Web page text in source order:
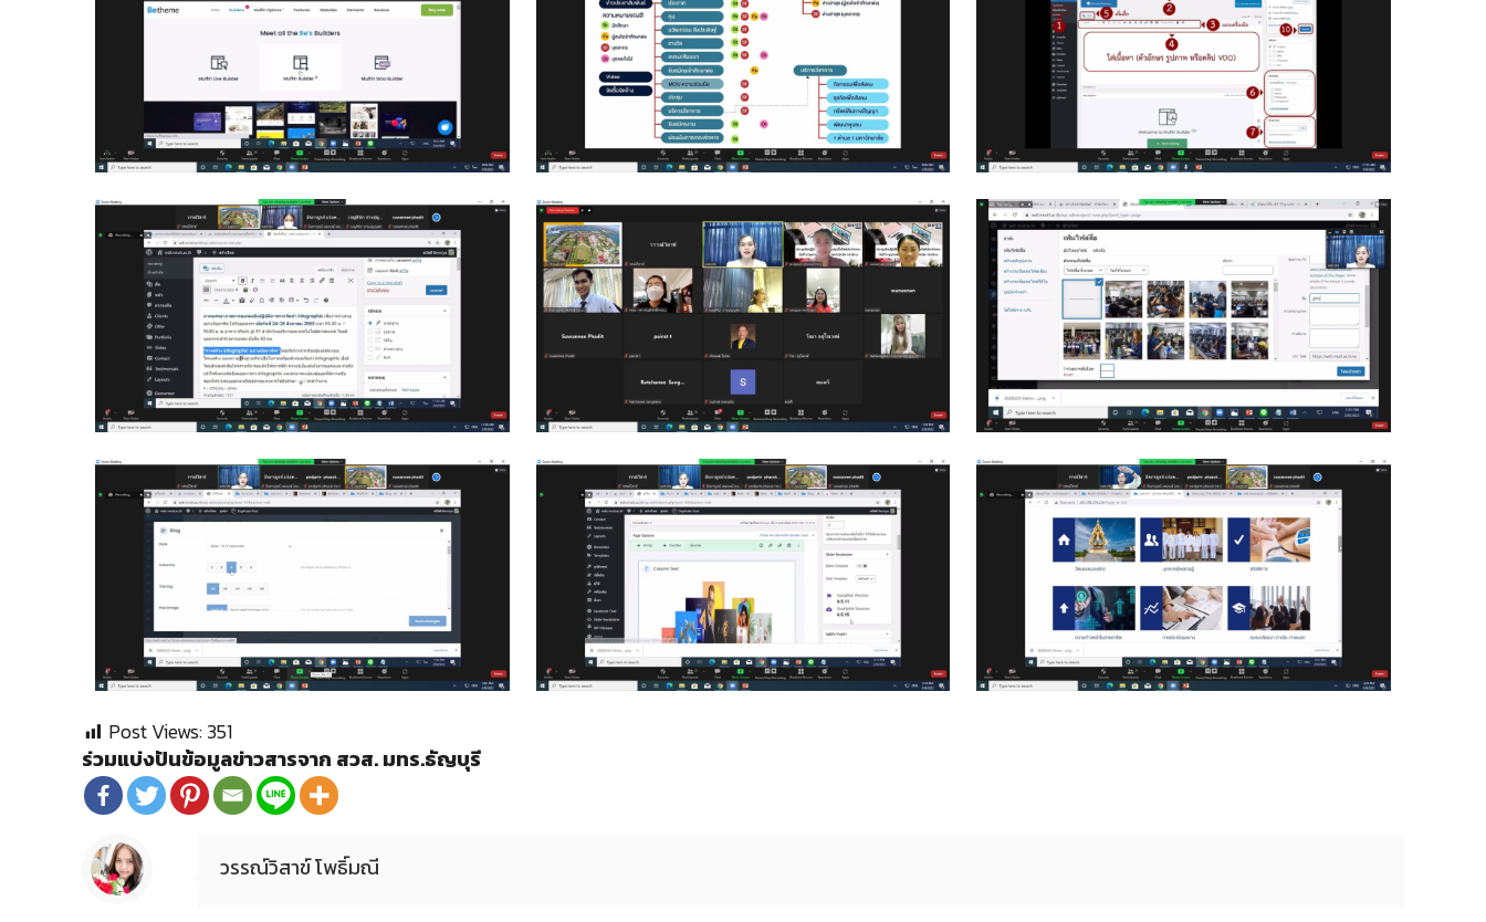
Post Views:351
ร่วมแบ่งปันข้อมูลข่าวสารจาก สวส. มทร.ธัญบุรี
วรรณ์วิสาข์ โพธิ์มณี